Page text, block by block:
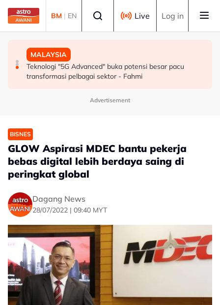
Skip to main content
BM | EN Live Log in
MALAYSIA
Berita tempatan pilihan sepanjang hari ini
MALAYSIA
Teknologi "5G Advanced" buka potensi besar pacu
transformasi pelbagai sektor - Fahmi
SUKAN
Mohamed Salah sertai Trabzonspor, terima €17 juta
semusim
Advertisement
BISNES
GLOW Aspirasi MDEC bantu pekerja
bebas digital lebih berdaya saing di
peringkat global
Dagang News
28/07/2022 | 09:40 MYT